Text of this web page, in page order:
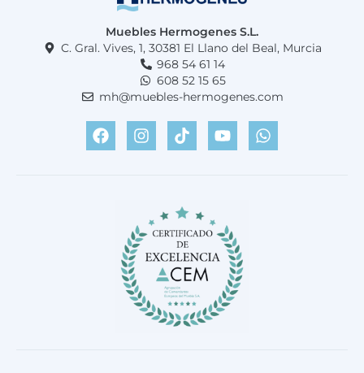
Muebles Hermogenes S.L.
C. Gral. Vives, 1, 30381 El Llano del Beal, Murcia
968 54 61 14
608 52 15 65
mh@muebles-hermogenes.com
F
a
c
I
n
s
a
m
T
i
k
Y
o
u
W
h
a